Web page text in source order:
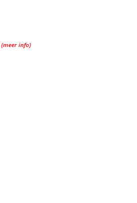
(meer info)